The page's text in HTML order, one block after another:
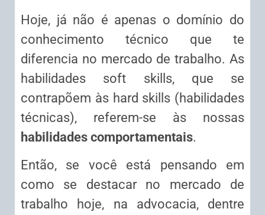
Hoje, já não é apenas o domínio do
conhecimento técnico que te
diferencia no mercado de trabalho. As
habilidades soft skills, que se
contrapõem às hard skills (habilidades
técnicas), referem-se às nossas
habilidades comportamentais.
Então, se você está pensando em
como se destacar no mercado de
trabalho hoje, na advocacia, dentre